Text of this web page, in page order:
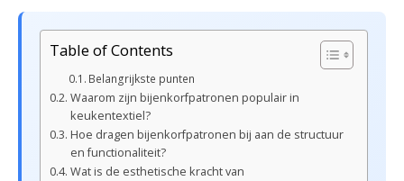
Table of Contents
Belangrijkste punten
Waarom zijn bijenkorfpatronen populair in
keukentextiel?
Hoe dragen bijenkorfpatronen bij aan de structuur
en functionaliteit?
Wat is de esthetische kracht van